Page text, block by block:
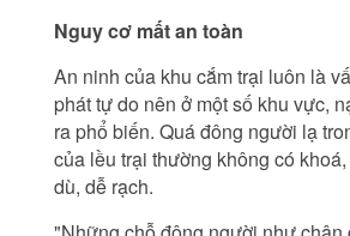
Nguy cơ mất an toàn
An ninh của khu cắm trại luôn là
phát tự do nên ở một số khu vực,
ra phổ biến. Quá đông người lạ
của lều trại thường không có
dù, dễ rạch.